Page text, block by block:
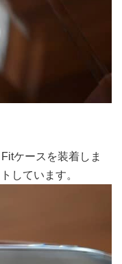
ケースを装着しま
しています。